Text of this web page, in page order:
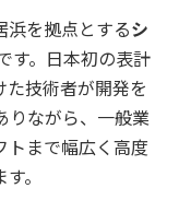
浜を拠点とするシ
す。日本初の表計
技術者が開発を
りながら、一般業
トまで幅広く高度
。